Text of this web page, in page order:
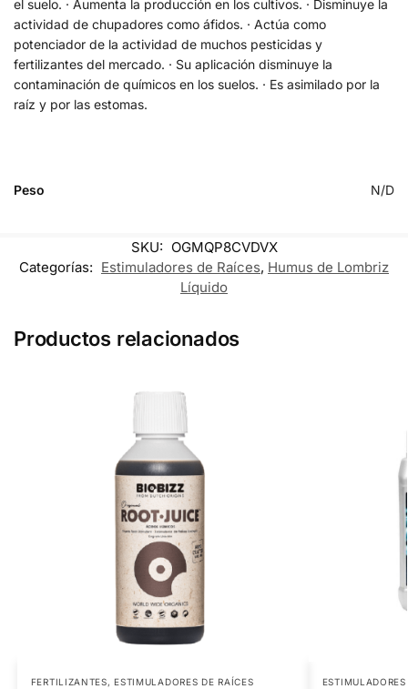
el suelo. · Aumenta la producción en los cultivos. · Disminuye la
actividad de chupadores como áfidos. · Actúa como
potenciador de la actividad de muchos pesticidas y
fertilizantes del mercado. · Su aplicación disminuye la
contaminación de químicos en los suelos. · Es asimilado por la
raíz y por las estomas.
Peso N/D
SKU: OGMQP8CVDVX
Categorías: Estimuladores de Raíces, Humus de Lombriz
Líquido
Productos relacionados
FERTILIZANTES, ESTIMULADORES DE RAÍCES